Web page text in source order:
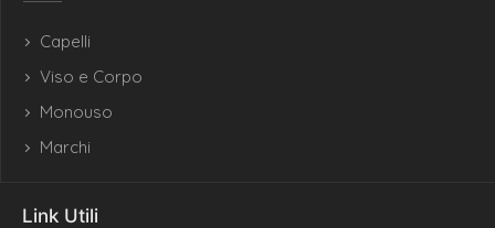
Capelli
Viso e Corpo
Monouso
Marchi
Link Utili